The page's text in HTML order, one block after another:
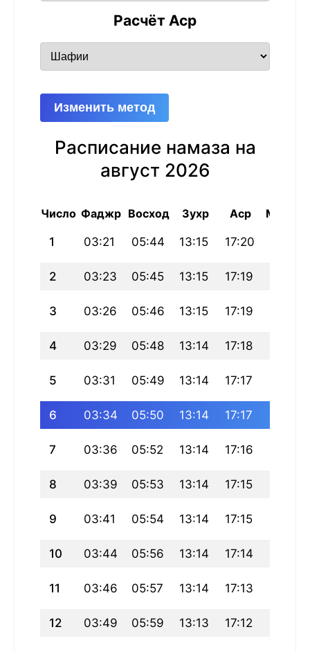
Расчёт Аср
Изменить метод
Расписание намаза на
август 2026
Число Фаджр Восход Зухр Аср Магриб
1 03:21 05:44 13:15 17:20
2 03:23 05:45 13:15 17:19
3 03:26 05:46 13:15 17:19
4 03:29 05:48 13:14 17:18
5 03:31 05:49 13:14 17:17
6 03:34 05:50 13:14 17:17
7 03:36 05:52 13:14 17:16
8 03:39 05:53 13:14 17:15
9 03:41 05:54 13:14 17:15
10 03:44 05:56 13:14 17:14
11 03:46 05:57 13:14 17:13
12 03:49 05:59 13:13 17:12